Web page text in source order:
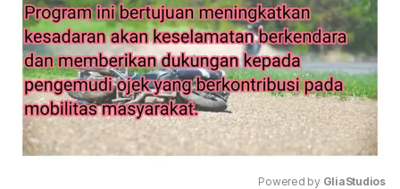
Powered by GliaStudios